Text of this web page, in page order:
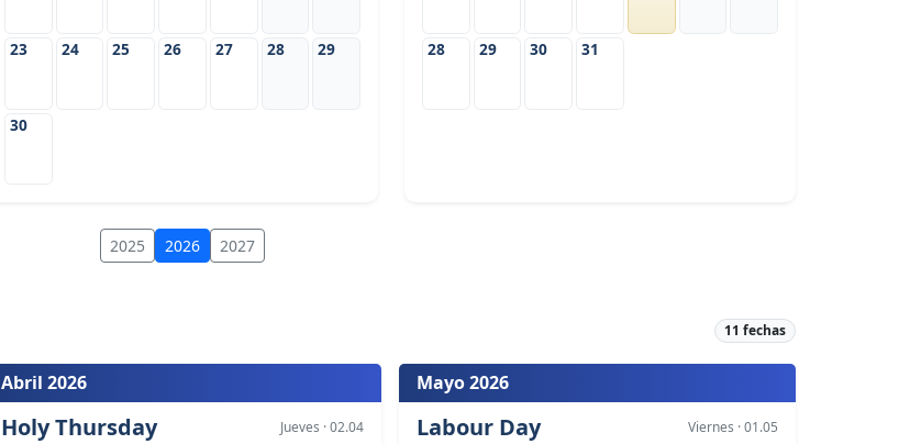
23 24 25 26 27 28 29
30
28 29 30 31
2025 2026 2027
11 fechas
Abril 2026
Holy Thursday Jueves · 02.04
Mayo 2026
Labour Day Viernes · 01.05